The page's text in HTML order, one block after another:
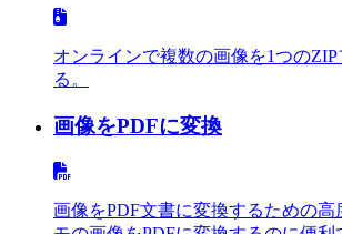
オンラインで複数の画像を1つの
る。
画像をPDFに変換
画像をPDF文書に変換するための高